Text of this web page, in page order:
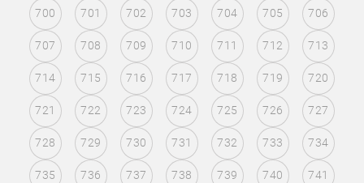
700 701 702 703 704 705 706
707 708 709 710 711 712 713
714 715 716 717 718 719 720
721 722 723 724 725 726 727
728 729 730 731 732 733 734
735 736 737 738 739 740 741